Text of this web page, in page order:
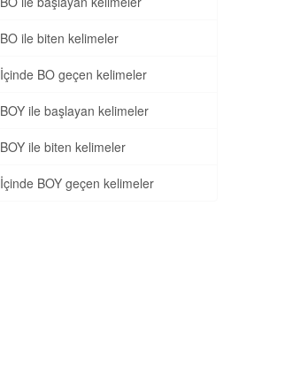
BO ile biten kelimeler
İçinde BO geçen kelimeler
BOY ile başlayan kelimeler
BOY ile biten kelimeler
İçinde BOY geçen kelimeler